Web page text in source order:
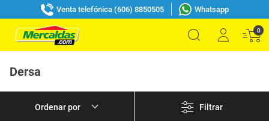
Venta telefónica (606) 8850505 Whatsapp
0
Dersa
Filtrar